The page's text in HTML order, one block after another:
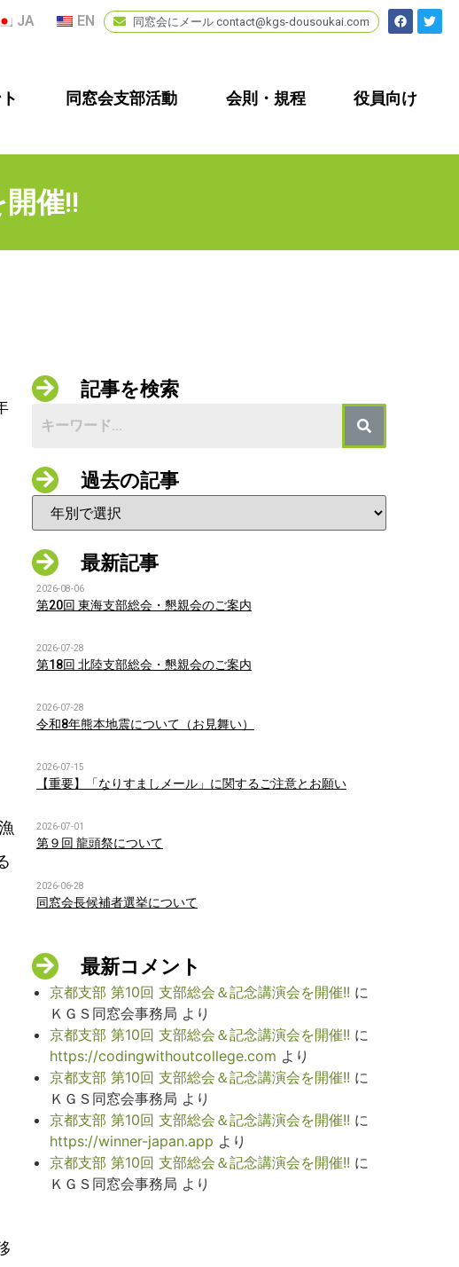
JA EN 同窓会にメール contact@kgs-dousoukai.com
同窓会支部活動 会則・規程 役員向け
催!!
記事を検索
過去の記事
最新記事
2026-08-06
第20回 東海支部総会・懇親会のご案内
2026-07-28
第18回 北陸支部総会・懇親会のご案内
2026-07-28
令和8年熊本地震について（お見舞い）
2026-07-15
【重要】「なりすましメール」に関するご注意とお願い
2026-07-01
第９回 龍頭祭について
2026-06-28
同窓会長候補者選挙について
最新コメント
京都支部 第10回 支部総会＆記念講演会を開催!! に
ＫＧＳ同窓会事務局 より
京都支部 第10回 支部総会＆記念講演会を開催!! に
https://codingwithoutcollege.com より
京都支部 第10回 支部総会＆記念講演会を開催!! に
ＫＧＳ同窓会事務局 より
京都支部 第10回 支部総会＆記念講演会を開催!! に
https://winner-japan.app より
京都支部 第10回 支部総会＆記念講演会を開催!! に
ＫＧＳ同窓会事務局 より